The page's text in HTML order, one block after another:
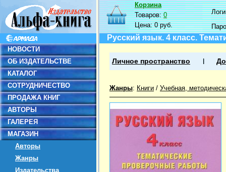
НОВОСТИ
ОБ ИЗДАТЕЛЬСТВЕ
КАТАЛОГ
СОТРУДНИЧЕСТВО
ПРОДАЖА КНИГ
АВТОРЫ
ГАЛЕРЕЯ
МАГАЗИН
Авторы
Жанры
Издательства
Корзина
Товаров:0
Цена:0 руб.
Русский язык. 4 класс.
Личное пространство
Жанры: Книги / Учебная,